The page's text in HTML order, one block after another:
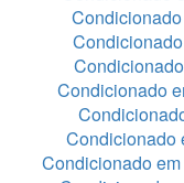
Condicionado
Condicionado
Condicionado